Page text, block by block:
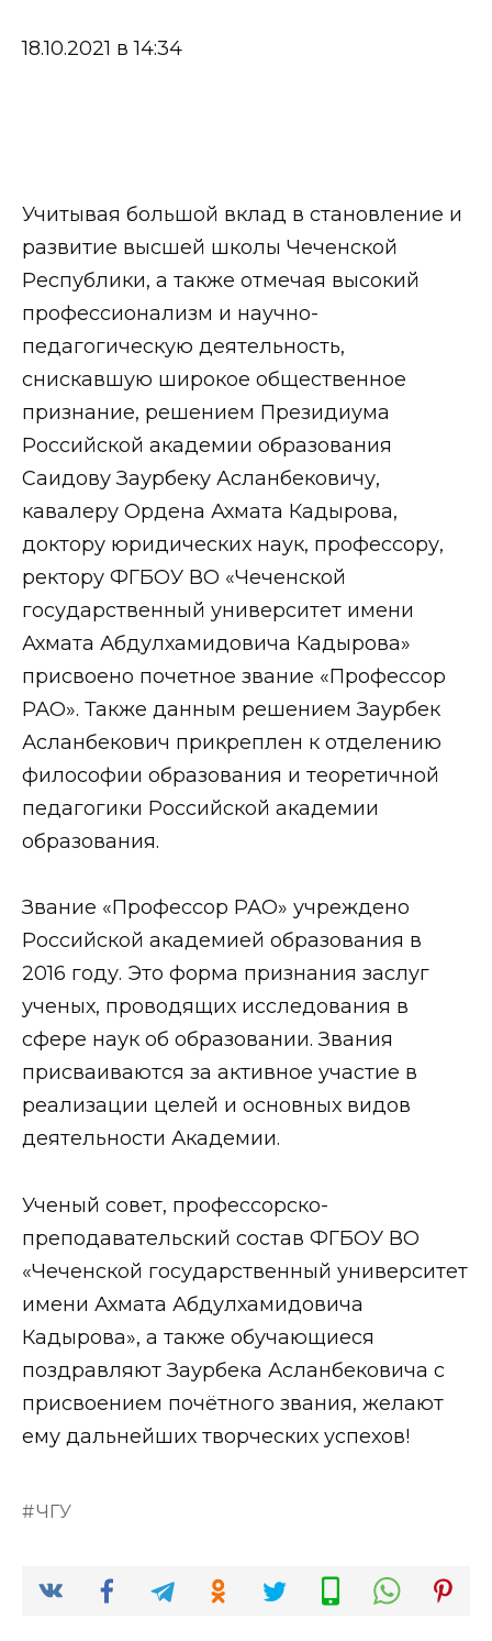
18.10.2021 в 14:34
Учитывая большой вклад в становление и
развитие высшей школы Чеченской
Республики, а также отмечая высокий
профессионализм и научно-
педагогическую деятельность,
снискавшую широкое общественное
признание, решением Президиума
Российской академии образования
Саидову Заурбеку Асланбековичу,
кавалеру Ордена Ахмата Кадырова,
доктору юридических наук, профессору,
ректору ФГБОУ ВО «Чеченской
государственный университет имени
Ахмата Абдулхамидовича Кадырова»
присвоено почетное звание «Профессор
РАО». Также данным решением Заурбек
Асланбекович прикреплен к отделению
философии образования и теоретичной
педагогики Российской академии
образования.
Звание «Профессор РАО» учреждено
Российской академией образования в
2016 году. Это форма признания заслуг
ученых, проводящих исследования в
сфере наук об образовании. Звания
присваиваются за активное участие в
реализации целей и основных видов
деятельности Академии.
Ученый совет, профессорско-
преподавательский состав ФГБОУ ВО
«Чеченской государственный университет
имени Ахмата Абдулхамидовича
Кадырова», а также обучающиеся
поздравляют Заурбека Асланбековича с
присвоением почётного звания, желают
ему дальнейших творческих успехов!
ЧГУ